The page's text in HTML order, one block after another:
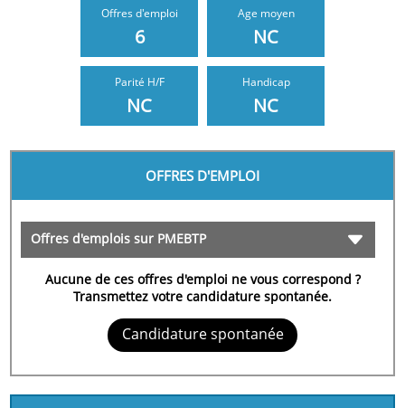
Offres d'emploi
6
Age moyen
NC
NC NC
OFFRES D'EMPLOI
Offres d'emplois sur PMEBTP
Aucune de ces offres d'emploi ne vous correspond ?
Transmettez votre candidature spontanée.
Candidature spontanée